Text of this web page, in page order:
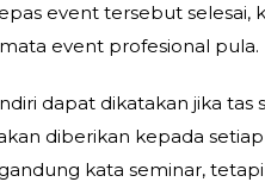
event tersebut selesai,
event profesional pula.
dapat dikatakan jika
diberikan kepada
kata seminar,